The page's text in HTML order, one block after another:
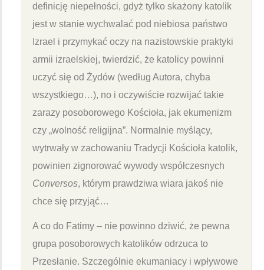
definicję niepełności, gdyż tylko skażony katolik
jest w stanie wychwalać pod niebiosa państwo
Izrael i przymykać oczy na nazistowskie praktyki
armii izraelskiej, twierdzić, że katolicy powinni
uczyć się od Żydów (według Autora, chyba
wszystkiego…), no i oczywiście rozwijać takie
zarazy posoborowego Kościoła, jak ekumenizm
czy „wolność religijna”. Normalnie myślący,
wytrwały w zachowaniu Tradycji Kościoła katolik,
powinien zignorować wywody współczesnych
Conversos, którym prawdziwa wiara jakoś nie
chce się przyjąć…
A co do Fatimy – nie powinno dziwić, że pewna
grupa posoborowych katolików odrzuca to
Przesłanie. Szczególnie ekumaniacy i wpływowe